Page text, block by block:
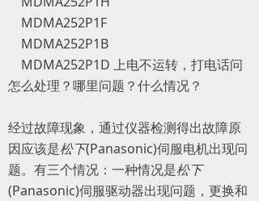
MDMA252P1F
MDMA252P1B
MDMA252P1D 上电不运转，打电话问
怎么处理？哪里问题？什么情况？
经过故障现象，通过仪器检测得出故障原
因应该是松下(Panasonic)伺服电机出现问
题。有三个情况：一种情况是松下
(Panasonic)伺服驱动器出现问题，更换和